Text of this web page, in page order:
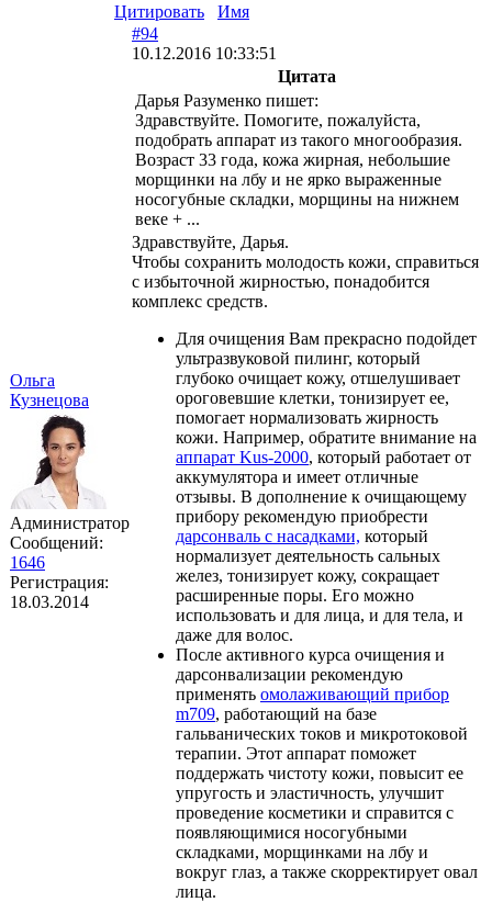
Цитировать
Имя
Ольга
Кузнецова
Администратор
Сообщений:
1646
Регистрация:
18.03.2014
#94
10.12.2016 10:33:51
Цитата
Дарья Разуменко пишет:
Здравствуйте. Помогите, пожалуйста,
подобрать аппарат из такого многообразия.
Возраст 33 года, кожа жирная, небольшие
морщинки на лбу и не ярко выраженные
носогубные складки, морщины на нижнем
веке + ...
Здравствуйте, Дарья.
Чтобы сохранить молодость кожи, справиться
с избыточной жирностью, понадобится
комплекс средств.
Для очищения Вам прекрасно подойдет
ультразвуковой пилинг, который
глубоко очищает кожу, отшелушивает
ороговевшие клетки, тонизирует ее,
помогает нормализовать жирность
кожи. Например, обратите внимание на
аппарат Kus-2000, который работает от
аккумулятора и имеет отличные
отзывы. В дополнение к очищающему
прибору рекомендую приобрести
дарсонваль с насадками, который
нормализует деятельность сальных
желез, тонизирует кожу, сокращает
расширенные поры. Его можно
использовать и для лица, и для тела, и
даже для волос.
После активного курса очищения и
дарсонвализации рекомендую
применять омолаживающий прибор
m709, работающий на базе
гальванических токов и микротоковой
терапии. Этот аппарат поможет
поддержать чистоту кожи, повысит ее
упругость и эластичность, улучшит
проведение косметики и справится с
появляющимися носогубными
складками, морщинками на лбу и
вокруг глаз, а также скорректирует овал
лица.